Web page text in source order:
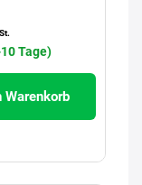
Tage)
Warenkorb